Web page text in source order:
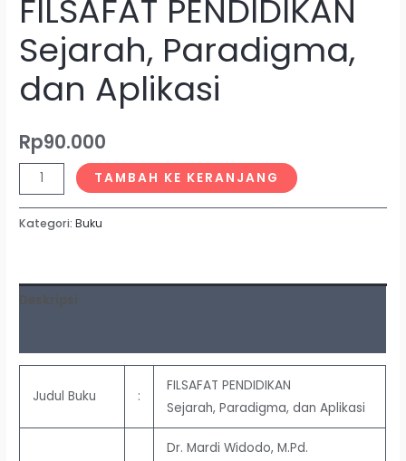
FILSAFAT PENDIDIKAN
Sejarah, Paradigma,
dan Aplikasi
Rp90.000
TAMBAH KE KERANJANG
Kategori:Buku
Deskripsi
Judul Buku :
FILSAFAT PENDIDIKAN
Sejarah, Paradigma, dan Aplikasi
Dr. Mardi Widodo, M.Pd.